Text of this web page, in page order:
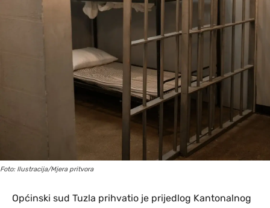
Foto: Ilustracija/Mjera pritvora
Općinski sud Tuzla prihvatio je prijedlog Kantonalnog